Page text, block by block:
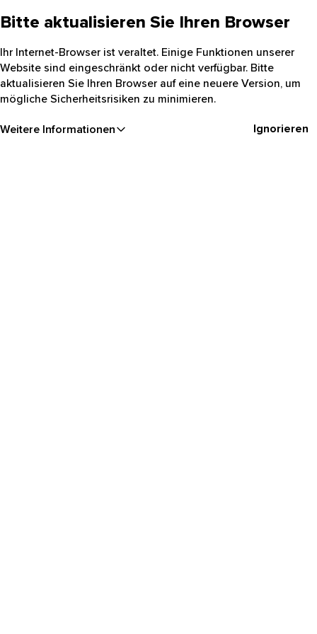
Bitte aktualisieren Sie Ihren Browser
Ihr Internet-Browser ist veraltet. Einige Funktionen unserer
Website sind eingeschränkt oder nicht verfügbar. Bitte
aktualisieren Sie Ihren Browser auf eine neuere Version, um
mögliche Sicherheitsrisiken zu minimieren.
Weitere Informationen Ignorieren